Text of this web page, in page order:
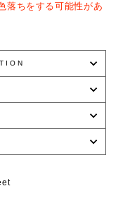
落ちをする可能性があ